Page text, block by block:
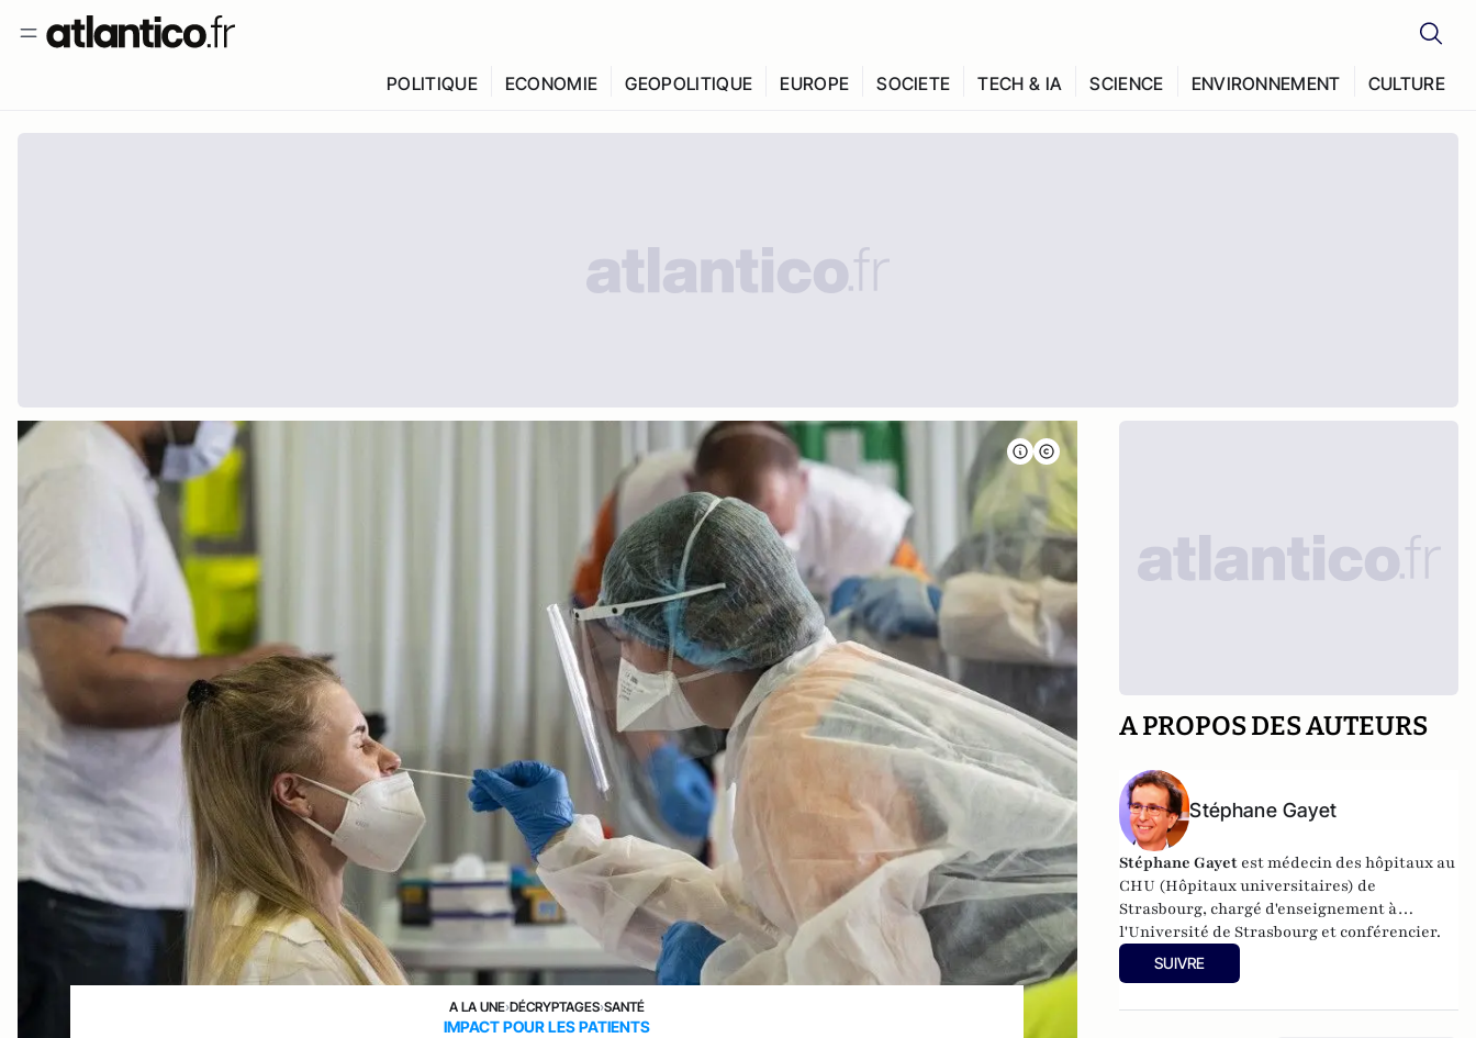
POLITIQUE ECONOMIE GEOPOLITIQUE EUROPE SOCIETE TECH & IA SCIENCE ENVIRONNEMENT CULTURE
A LA UNE›DÉCRYPTAGES›SANTÉ
IMPACT POUR LES PATIENTS
A PROPOS DES AUTEURS
Stéphane Gayet
Stéphane Gayet est médecin des hôpitaux au
CHU (Hôpitaux universitaires) de
Strasbourg, chargé d'enseignement à
l'Université de Strasbourg et conférencier.
SUIVRE